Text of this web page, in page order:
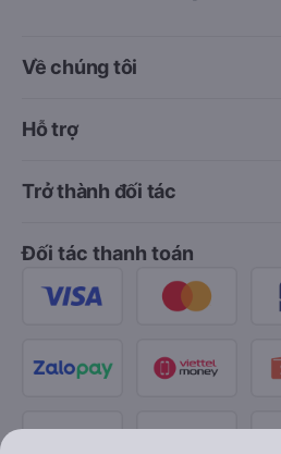
Về chúng tôi
Hỗ trợ
Trở thành đối tác
Đối tác thanh toán